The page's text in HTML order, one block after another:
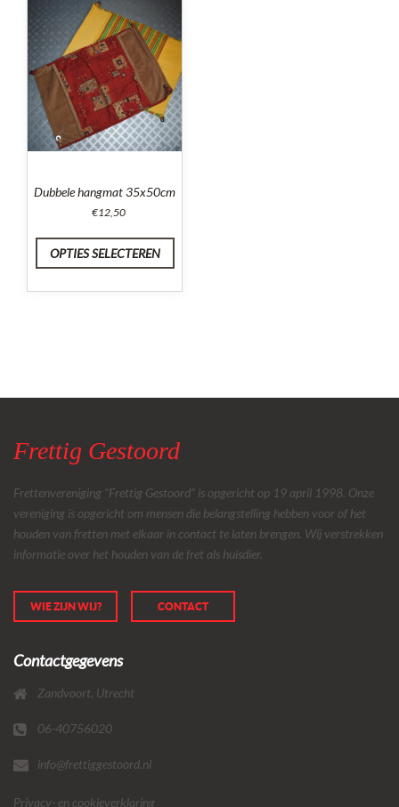
Dubbele hangmat 35x50cm
€12,50
OPTIES SELECTEREN
Frettig Gestoord
Frettenvereniging “Frettig Gestoord” is opgericht op 19 april 1998. Onze
vereniging is opgericht om mensen die belangstelling hebben voor of het
houden van fretten met elkaar in contact te laten brengen. Wij verstrekken
informatie over het houden van de fret als huisdier.
WIE ZIJN WIJ? CONTACT
Contactgegevens
Zandvoort, Utrecht
06-40756020
info@frettiggestoord.nl
Privacy- en cookieverklaring